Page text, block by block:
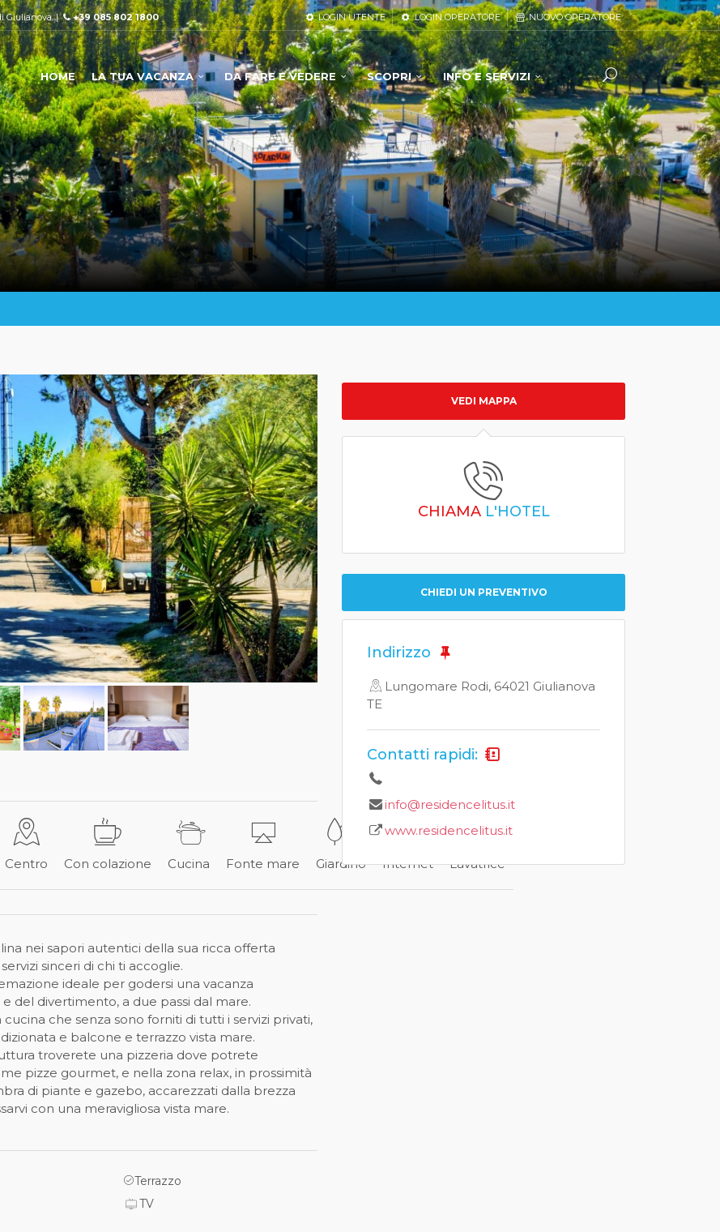
Giulianova. | +39 085 802 1800 LOGIN UTENTE LOGIN OPERATORE NUOVO OPERATORE
HOME LA TUA VACANZA DA FARE E VEDERE SCOPRI INFO E SERVIZI
Centro Con colazione Cucina Fonte mare Giardino Internet Lavatrice
nei sapori autentici della sua ricca offerta
sinceri di chi ti accoglie.
ideale per godersi una vacanza
del divertimento, a due passi dal mare.
che senza sono forniti di tutti i servizi privati,
e balcone e terrazzo vista mare.
troverete una pizzeria dove potrete
pizze gourmet, e nella zona relax, in prossimità
di piante e gazebo, accarezzati dalla brezza
con una meravigliosa vista mare.
Terrazzo
TV
VEDI MAPPA
CHIAMAL'HOTEL
CHIEDI UN PREVENTIVO
Indirizzo
Lungomare Rodi, 64021 Giulianova
TE
Contatti rapidi:
info@residencelitus.it
www.residencelitus.it